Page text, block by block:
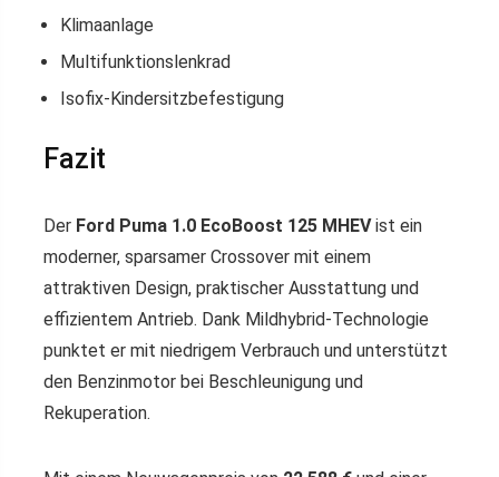
Klimaanlage
Multifunktionslenkrad
Isofix-Kindersitzbefestigung
Fazit
Der Ford Puma 1.0 EcoBoost 125 MHEVist ein
moderner, sparsamer Crossover mit einem
attraktiven Design, praktischer Ausstattung und
effizientem Antrieb. Dank Mildhybrid-Technologie
punktet er mit niedrigem Verbrauch und unterstützt
den Benzinmotor bei Beschleunigung und
Rekuperation.